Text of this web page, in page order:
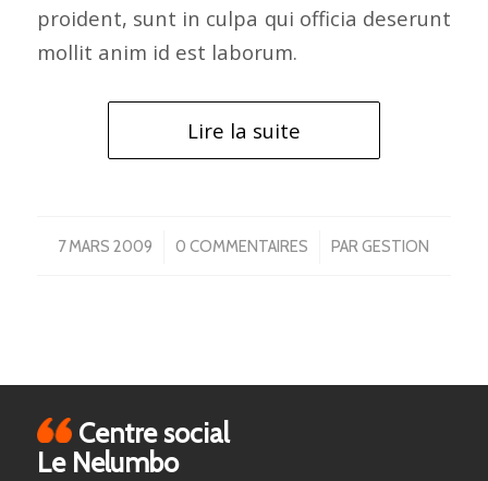
proident, sunt in culpa qui officia deserunt
mollit anim id est laborum.
Lire la suite
7 MARS 2009
/ 0 COMMENTAIRES
/ PARGESTION
Centre social
Le Nelumbo